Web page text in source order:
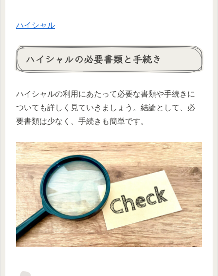
ハイシャル
ハイシャルの必要書類と手続き
ハイシャルの利用にあたって必要な書類や手続きに
ついても詳しく見ていきましょう。結論として、必
要書類は少なく、手続きも簡単です。